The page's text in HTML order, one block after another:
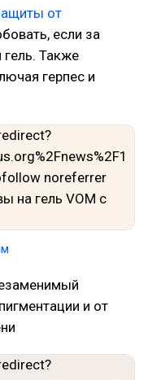
от
если за
Также
герпес и
и от